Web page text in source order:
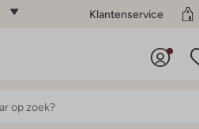
Klantenservice